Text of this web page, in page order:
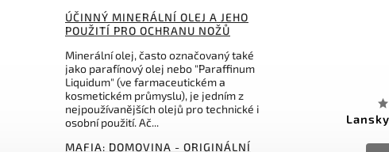
ÚČINNÝ MINERÁLNÍ OLEJ A JEHO
POUŽITÍ PRO OCHRANU NOŽŮ
Minerální olej, často označovaný také
jako parafínový olej nebo "Paraffinum
Liquidum" (ve farmaceutickém a
kosmetickém průmyslu), je jedním z
nejpoužívanějších olejů pro technické i
osobní použití. Ač...
MAFIA: DOMOVINA - ORIGINÁLNÍ
Kód:PA3326BR
Pakistan Brown Leather